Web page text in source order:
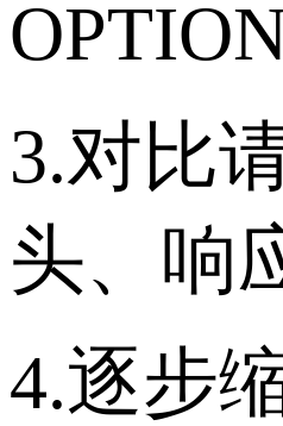
3.对比
头、响
4.逐步